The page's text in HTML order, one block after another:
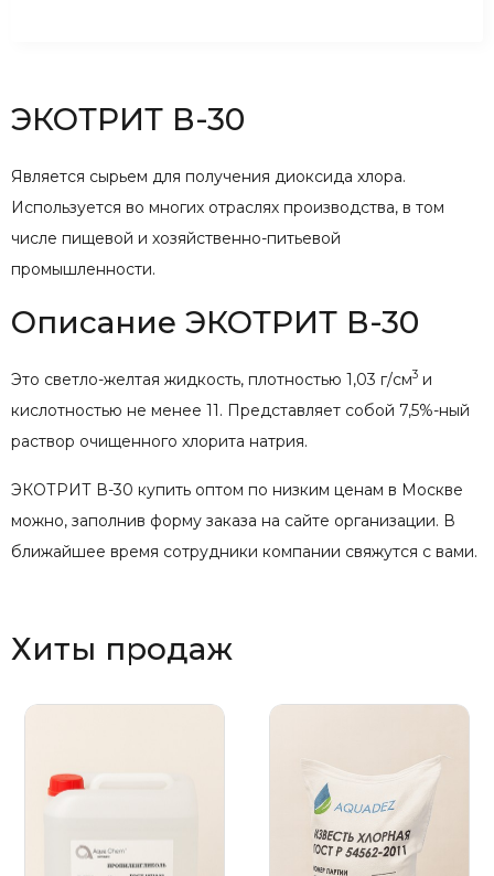
ЭКОТРИТ В-30
Является сырьем для получения диоксида хлора.
Используется во многих отраслях производства, в том
числе пищевой и хозяйственно-питьевой
промышленности.
Описание ЭКОТРИТ В-30
Это светло-желтая жидкость, плотностью 1,03 г/см3 и
кислотностью не менее 11. Представляет собой 7,5%-ный
раствор очищенного хлорита натрия.
ЭКОТРИТ В-30 купить оптом по низким ценам в Москве
можно, заполнив форму заказа на сайте организации. В
ближайшее время сотрудники компании свяжутся с вами.
Хиты продаж